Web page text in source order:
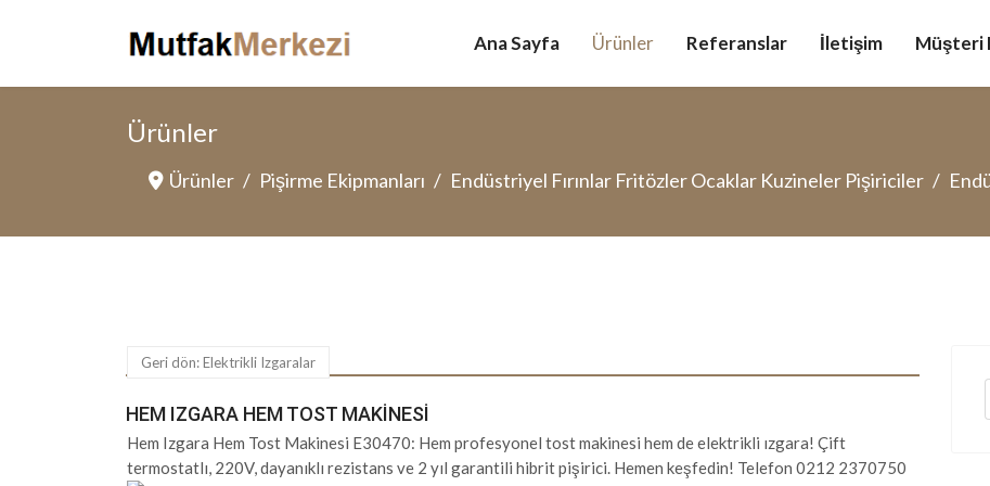
Ana Sayfa Ürünler Referanslar İletişim Müşteri
Ürünler
Ürünler Pişirme Ekipmanları Endüstriyel Fırınlar Fritözler Ocaklar Kuzineler Pişiriciler
Geri dön: Elektrikli Izgaralar
HEM IZGARA HEM TOST MAKINESI
Hem Izgara Hem Tost Makinesi E30470: Hem profesyonel tost makinesi hem de elektrikli ızgara! Çift
termostatlı, 220V, dayanıklı rezistans ve 2 yıl garantili hibrit pişirici. Hemen keşfedin! Telefon 0212 2370750